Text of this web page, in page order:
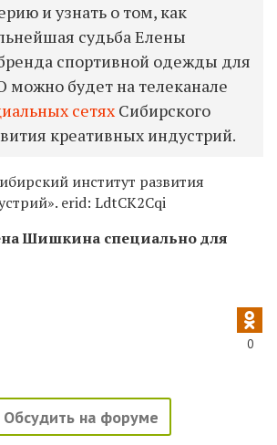
и узнать о том, как
судьба Елены
спортивной одежды для
можно будет на телеканале
сетях Сибирского
креативных индустрий.
институт развития
erid: LdtCK2Cqi
Шишкина специально для
0
Обсудить на форуме